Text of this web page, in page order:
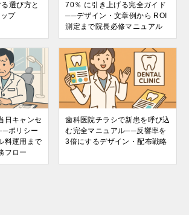
選び方と
プ
70％ に引き上げる完全ガイド
──デザイン・文章例から ROI
測定まで院長必修マニュアル
日キャンセ
ポリシー
料運用まで
フロー
歯科医院チラシで新患を呼び込
む完全マニュアル──反響率を
3倍にするデザイン・配布戦略